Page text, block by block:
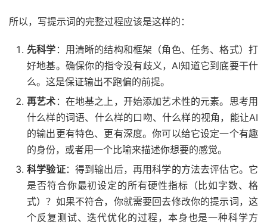
所以，写提示词的完整过程应该是这样的：
先科学 ：用清晰的结构和框架（角色、任务、格式）打
好地基。确保你的指令没有歧义，AI知道它到底要干什
么。这是保证输出不跑偏的前提。
再艺术 ：在地基之上，开始添加艺术性的元素。思考用
什么样的词语、什么样的口吻、什么样的视角，能让AI
的输出更有特色、更有深度。你可以给它设定一个有趣
的身份，或者用一个比喻来描述你想要的感觉。
科学验证：得到输出后，再用科学的方法去评估它。它
是否符合你最初设定的所有硬性指标（比如字数、格
式）？如果不符合，你就需要回去修改你的提示词，这
个反复测试、迭代优化的过程，本身也是一种科学方